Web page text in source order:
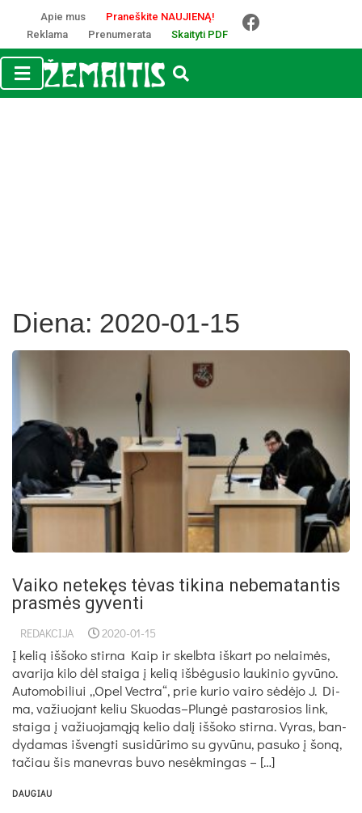
Apie mus
Praneškite NAUJIENĄ!
Reklama
Prenumerata Skaityti PDF
Diena: 2020-01-15
Vaiko netekęs tėvas tikina nebematantis
prasmės gyventi
REDAKCIJA 2020-01-15
Į ke­lią iš­šo­ko stir­na Kaip ir skelb­ta iš­kart po ne­lai­mės,
ava­ri­ja ki­lo dėl stai­ga į ke­lią iš­bė­gu­sio lau­ki­nio gy­vū­no.
Au­to­mo­bi­liui „Opel Vect­ra“, prie ku­rio vai­ro sė­dė­jo J. Di­
ma, va­žiuo­jant ke­liu Skuodas–Plungė pa­sta­ro­sios link,
stai­ga į va­žiuo­ja­mą­ją ke­lio da­lį iš­šo­ko stir­na. Vy­ras, ban­
dy­da­mas iš­veng­ti su­si­dū­ri­mo su gy­vū­nu, pa­su­ko į šo­ną,
ta­čiau šis ma­nev­ras bu­vo ne­sėk­min­gas – […]
DAUGIAU